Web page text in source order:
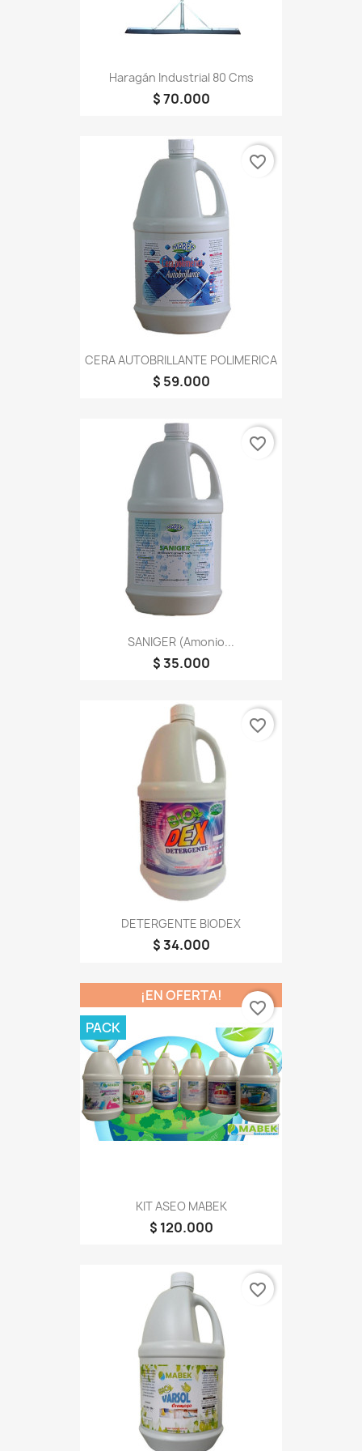
Haragán Industrial 80 Cms
$ 70.000
CERA AUTOBRILLANTE POLIMERICA
$ 59.000
favorite_border
SANIGER (Amonio...
$ 35.000
favorite_border
DETERGENTE BIODEX
$ 34.000
favorite_border
KIT ASEO MABEK
$ 120.000
¡EN OFERTA!
PACK
favorite_border
favorite_border